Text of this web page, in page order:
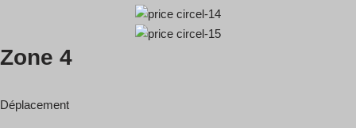
Zone 4
Déplacement